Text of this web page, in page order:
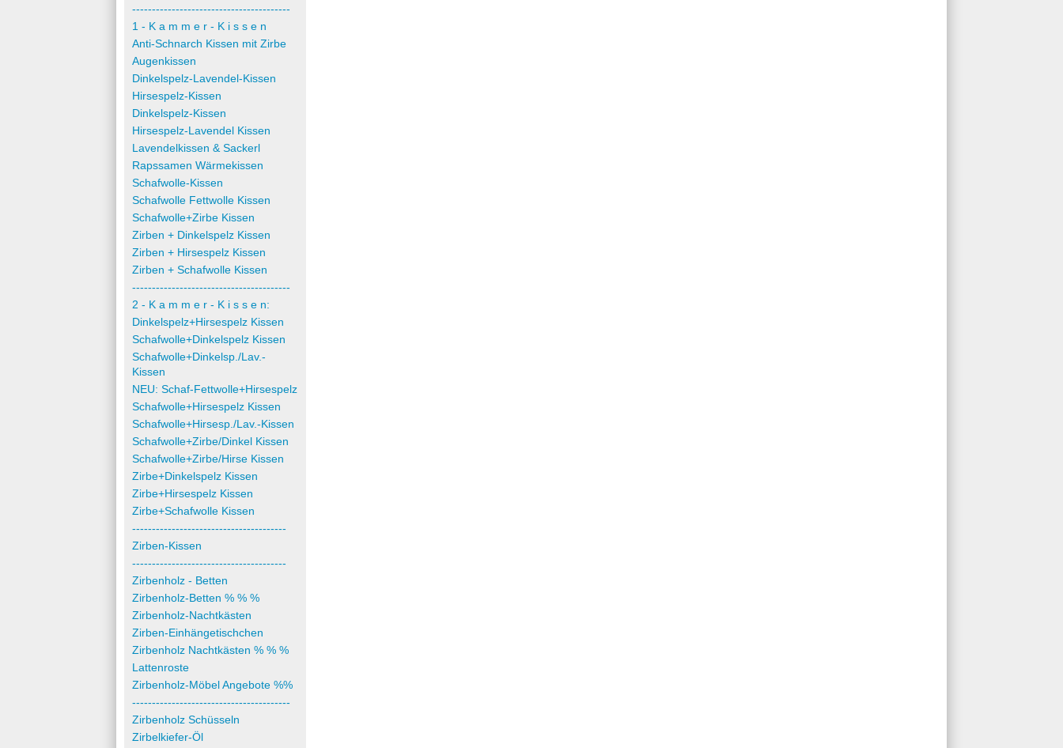
----------------------------------------
1 - K a m m e r - K i s s e n
Anti-Schnarch Kissen mit Zirbe
Augenkissen
Dinkelspelz-Lavendel-Kissen
Hirsespelz-Kissen
Dinkelspelz-Kissen
Hirsespelz-Lavendel Kissen
Lavendelkissen & Sackerl
Rapssamen Wärmekissen
Schafwolle-Kissen
Schafwolle Fettwolle Kissen
Schafwolle+Zirbe Kissen
Zirben + Dinkelspelz Kissen
Zirben + Hirsespelz Kissen
Zirben + Schafwolle Kissen
----------------------------------------
2 - K a m m e r - K i s s e n:
Dinkelspelz+Hirsespelz Kissen
Schafwolle+Dinkelspelz Kissen
Schafwolle+Dinkelsp./Lav.-
Kissen
NEU: Schaf-Fettwolle+Hirsespelz
Schafwolle+Hirsespelz Kissen
Schafwolle+Hirsesp./Lav.-Kissen
Schafwolle+Zirbe/Dinkel Kissen
Schafwolle+Zirbe/Hirse Kissen
Zirbe+Dinkelspelz Kissen
Zirbe+Hirsespelz Kissen
Zirbe+Schafwolle Kissen
---------------------------------------
Zirben-Kissen
---------------------------------------
Zirbenholz - Betten
Zirbenholz-Betten % % %
Zirbenholz-Nachtkästen
Zirben-Einhängetischchen
Zirbenholz Nachtkästen % % %
Lattenroste
Zirbenholz-Möbel Angebote %%
----------------------------------------
Zirbenholz Schüsseln
Zirbelkiefer-Öl